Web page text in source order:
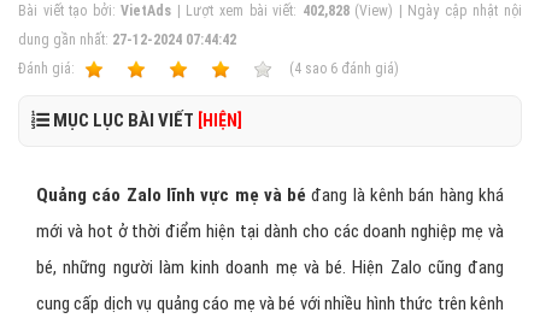
Bài viết tạo bởi:VietAds | Lượt xem bài viết: 402,828(View) | Ngày cập nhật nội
dung gần nhất: 27-12-2024 07:44:42
Ðánh giá:
(4 sao 6 đánh giá)
MỤC LỤC BÀI VIẾT [HIỆN]
Quảng cáo Zalo lĩnh vực mẹ và bé đang là kênh bán hàng khá
mới và hot ở thời điểm hiện tại dành cho các doanh nghiệp mẹ và
bé, những người làm kinh doanh mẹ và bé. Hiện Zalo cũng đang
cung cấp dịch vụ quảng cáo mẹ và bé với nhiều hình thức trên kênh